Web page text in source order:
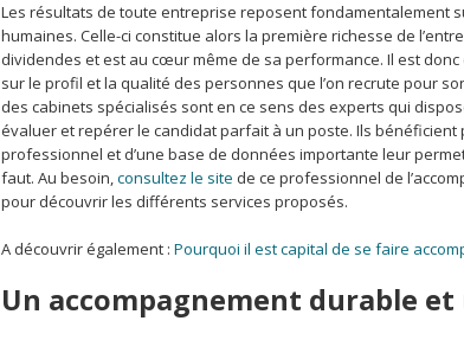
Les résultats de toute entreprise reposent fondamentalement
humaines. Celle-ci constitue alors la première richesse de
dividendes et est au cœur même de sa performance. Il est
sur le profil et la qualité des personnes que l’on recrute pour
des cabinets spécialisés sont en ce sens des experts qui
évaluer et repérer le candidat parfait à un poste. Ils bénéficient
professionnel et d’une base de données importante leur
faut. Au besoin,consultez le site de ce professionnel de
pour découvrir les différents services proposés.
A découvrir également : Pourquoi il est capital de se faire
Un accompagnement durable